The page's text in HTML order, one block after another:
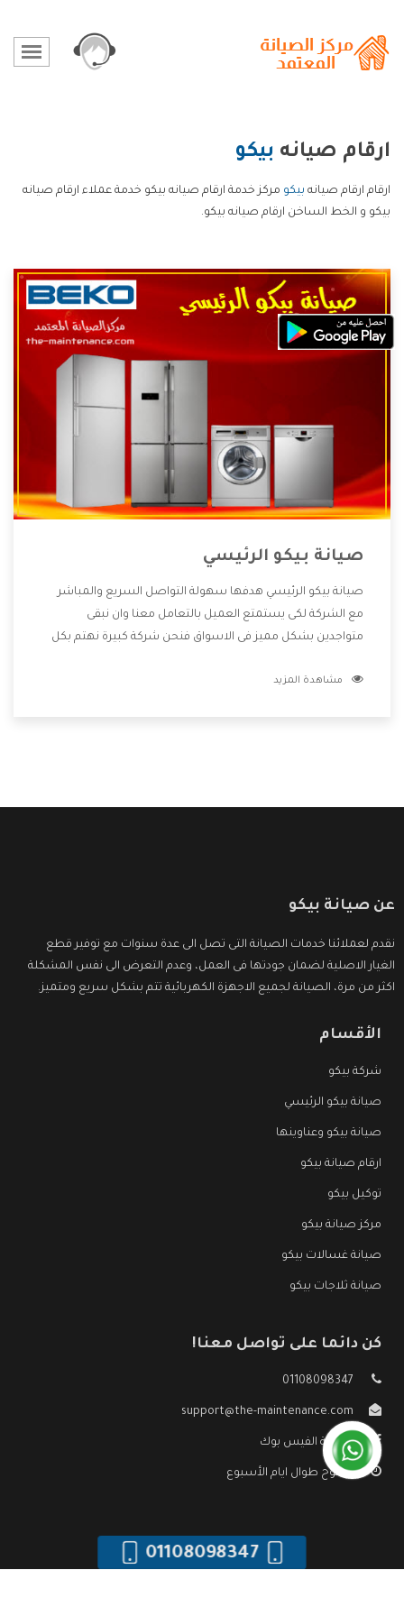
ارقام صيانه بيكو
ارقام ارقام صيانه بيكو مركز خدمة ارقام صيانه بيكو خدمة عملاء ارقام صيانه
بيكو و الخط الساخن ارقام صيانه بيكو.
صيانة بيكو الرئيسي
صيانة بيكو الرئيسي هدفها سهولة التواصل السريع والمباشر
مع الشركة لكى يستمتع العميل بالتعامل معنا وان نبقى
متواجدين بشكل مميز فى الاسواق فنحن شركة كبيرة نهتم بكل
الشركة بها والتى تكون منها خدمة الصيانة التى تكون من أهم
مشاهدة المزيد
عن صيانة بيكو
نقدم لعملائنا خدمات الصيانة التى تصل الى عدة سنوات مع توفير قطع
الغيار الاصلية لضمان جودتها فى العمل، وعدم التعرض الى نفس المشكلة
اكثر من مرة، الصيانة لجميع الاجهزة الكهربائية تتم بشكل سريع ومتميز.
الأقسام
شركة بيكو
صيانة بيكو الرئيسي
صيانة بيكو وعناوينها
ارقام صيانة بيكو
توكيل بيكو
مركز صيانة بيكو
صيانة غسالات بيكو
صيانة ثلاجات بيكو
كن دائما على تواصل معنا!
01108098347
support@the-maintenance.com
صفحة الفيس بوك
مفتوح طوال ايام الأسبوع
01108098347